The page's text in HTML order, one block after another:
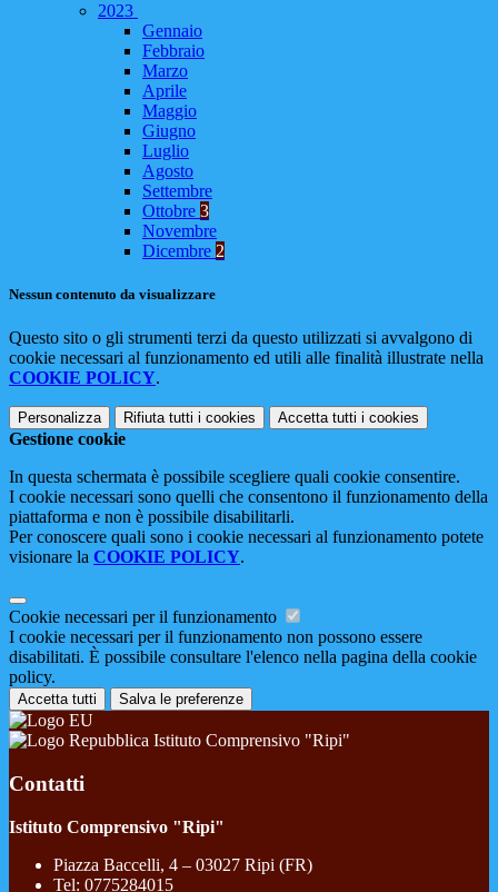
2023
Gennaio
Febbraio
Marzo
Aprile
Maggio
Giugno
Luglio
Agosto
Settembre
Ottobre 3
Novembre
Dicembre 2
Nessun contenuto da visualizzare
Questo sito o gli strumenti terzi da questo utilizzati si avvalgono di
cookie necessari al funzionamento ed utili alle finalità illustrate nella
COOKIE POLICY.
Personalizza Rifiuta tutti i cookies Accetta tutti i cookies
Gestione cookie
In questa schermata è possibile scegliere quali cookie consentire.
I cookie necessari sono quelli che consentono il funzionamento della
piattaforma e non è possibile disabilitarli.
Per conoscere quali sono i cookie necessari al funzionamento potete
visionare la COOKIE POLICY.
Cookie necessari per il funzionamento
I cookie necessari per il funzionamento non possono essere
disabilitati. È possibile consultare l'elenco nella pagina della cookie
policy.
Accetta tutti Salva le preferenze
Istituto Comprensivo "Ripi"
Contatti
Istituto Comprensivo "Ripi"
Piazza Baccelli, 4 – 03027 Ripi (FR)
Tel: 0775284015